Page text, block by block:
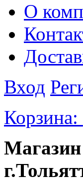
О
Вход
Корзина: